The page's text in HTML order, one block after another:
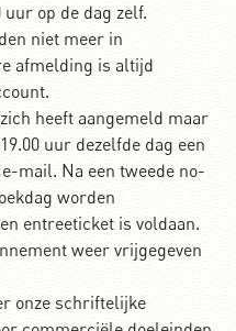
op de dag zelf.
niet meer in
afmelding is altijd
heeft aangemeld maar
uur dezelfde dag een
mail. Na een tweede no-
worden
entreeticket is voldaan.
weer vrijgegeven
onze schriftelijke